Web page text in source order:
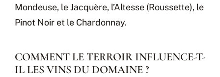
Mondeuse, le Jacquère, l’Altesse (Roussette), le
Pinot Noir et le Chardonnay.
COMMENT LE TERROIR INFLUENCE-T-
IL LES VINS DU DOMAINE ?